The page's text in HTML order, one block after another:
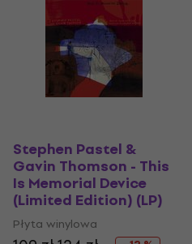
Stephen Pastel &
Gavin Thomson - This
Is Memorial Device
(Limited Edition) (LP)
Płyta winylowa